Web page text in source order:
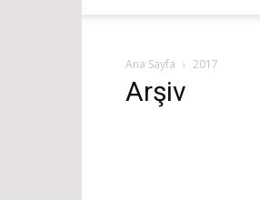
Ana Sayfa 2017
Arşiv